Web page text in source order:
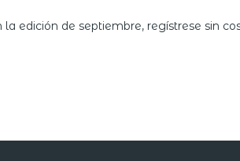
edición de septiembre, regístrese sin